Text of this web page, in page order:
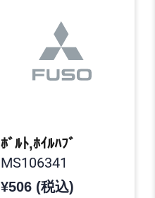
ﾎﾞﾙﾄ,ﾎｲﾙﾊﾌﾞ
MS106341
¥506 (税込)